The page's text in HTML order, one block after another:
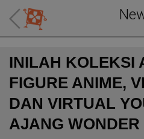
INILAH KOLEKSI
FIGURE ANIME,
DAN VIRTUAL
AJANG WONDER